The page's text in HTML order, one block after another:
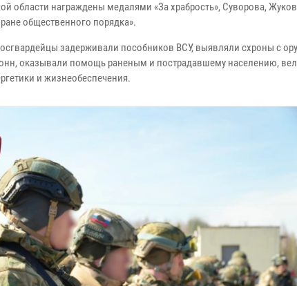
области награждены медалями «За храбрость», Суворова,
общественного порядка».
задерживали пособников ВСУ, выявляли схроны с
оказывали помощь раненым и пострадавшему населению,
и жизнеобеспечения.